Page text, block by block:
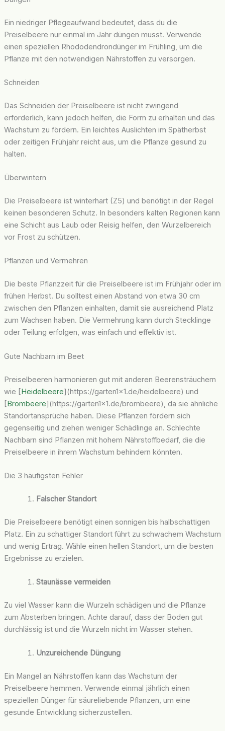
Ein niedriger Pflegeaufwand bedeutet, dass du die
Preiselbeere nur einmal im Jahr düngen musst. Verwende
einen speziellen Rhododendrondünger im Frühling, um die
Pflanze mit den notwendigen Nährstoffen zu versorgen.
Schneiden
Das Schneiden der Preiselbeere ist nicht zwingend
erforderlich, kann jedoch helfen, die Form zu erhalten und das
Wachstum zu fördern. Ein leichtes Auslichten im Spätherbst
oder zeitigen Frühjahr reicht aus, um die Pflanze gesund zu
halten.
Überwintern
Die Preiselbeere ist winterhart (Z5) und benötigt in der Regel
keinen besonderen Schutz. In besonders kalten Regionen kann
eine Schicht aus Laub oder Reisig helfen, den Wurzelbereich
vor Frost zu schützen.
Pflanzen und Vermehren
Die beste Pflanzzeit für die Preiselbeere ist im Frühjahr oder im
frühen Herbst. Du solltest einen Abstand von etwa 30 cm
zwischen den Pflanzen einhalten, damit sie ausreichend Platz
zum Wachsen haben. Die Vermehrung kann durch Stecklinge
oder Teilung erfolgen, was einfach und effektiv ist.
Gute Nachbarn im Beet
Preiselbeeren harmonieren gut mit anderen Beerensträuchern
wie [Heidelbeere](https://garten1x1.de/heidelbeere) und
[Brombeere](https://garten1x1.de/brombeere), da sie ähnliche
Standortansprüche haben. Diese Pflanzen fördern sich
gegenseitig und ziehen weniger Schädlinge an. Schlechte
Nachbarn sind Pflanzen mit hohem Nährstoffbedarf, die die
Preiselbeere in ihrem Wachstum behindern könnten.
Die 3 häufigsten Fehler
Falscher Standort
Die Preiselbeere benötigt einen sonnigen bis halbschattigen
Platz. Ein zu schattiger Standort führt zu schwachem Wachstum
und wenig Ertrag. Wähle einen hellen Standort, um die besten
Ergebnisse zu erzielen.
Staunässe vermeiden
Zu viel Wasser kann die Wurzeln schädigen und die Pflanze
zum Absterben bringen. Achte darauf, dass der Boden gut
durchlässig ist und die Wurzeln nicht im Wasser stehen.
Unzureichende Düngung
Ein Mangel an Nährstoffen kann das Wachstum der
Preiselbeere hemmen. Verwende einmal jährlich einen
speziellen Dünger für säureliebende Pflanzen, um eine
gesunde Entwicklung sicherzustellen.